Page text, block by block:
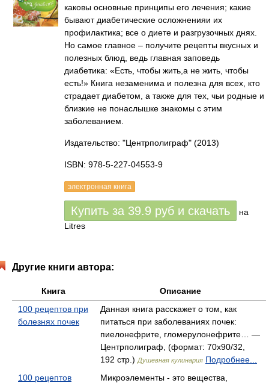
каковы основные принципы его лечения; какие
бывают диабетические осложненияи их
профилактика; все о диете и разгрузочных днях.
Но самое главное – получите рецепты вкусных и
полезных блюд, ведь главная заповедь
диабетика: «Есть, чтобы жить,а не жить, чтобы
есть!» Книга незаменима и полезна для всех, кто
страдает диабетом, а также для тех, чьи родные и
близкие не понаслышке знакомы с этим
заболеванием.
Издательство: "Центрполиграф" (2013)
ISBN: 978-5-227-04553-9
электронная книга
Купить за 39.9 руб и скачать
на
Litres
Другие книги автора:
Книга
Описание
100 рецептов при
болезнях почек
Данная книга расскажет о том, как
питаться при заболеваниях почек:
пиелонефрите, гломерулонефрите… —
Центрполиграф, (формат: 70x90/32,
192 стр.) Душевная кулинария Подробнее...
100 рецептов
Микроэлементы - это вещества,